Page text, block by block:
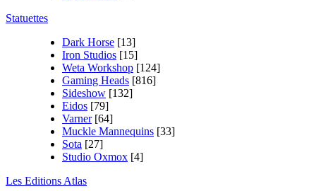
Statuettes
Dark Horse [13]
Iron Studios [15]
Weta Workshop [124]
Gaming Heads [816]
Sideshow [132]
Eidos [79]
Varner [64]
Muckle Mannequins [33]
Sota [27]
Studio Oxmox [4]
Les Editions Atlas